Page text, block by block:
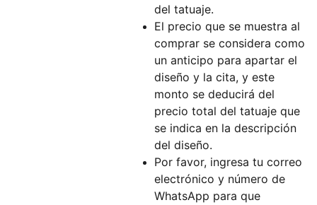
del tatuaje.
El precio que se muestra al
comprar se considera como
un anticipo para apartar el
diseño y la cita, y este
monto se deducirá del
precio total del tatuaje que
se indica en la descripción
del diseño.
Por favor, ingresa tu correo
electrónico y número de
WhatsApp para que